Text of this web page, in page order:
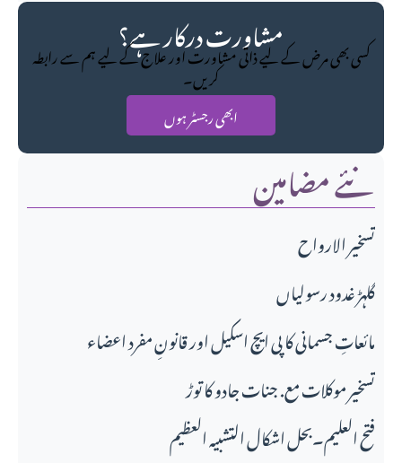
مشاورت درکار ہے؟
کسی بھی مرض کے لیے ذاتی مشاورت اور علاج کے لیے ہم سے رابطہ
کریں۔
ابھی رجسٹر ہوں
نئے مضامین
تسخير الارواح
گلہڑ غدود رسولیاں
مائعاتِ جسمانی کا پی ایچ اسکیل اور قانونِ مفرد اعضاء
تسخیر موکلات مع. جنات جادو کا توڑ
فتح العلیم۔بحل اشکال التشبیہ العظیم